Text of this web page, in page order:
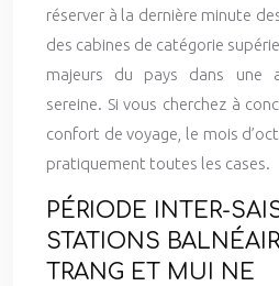
réserver à la dernière minute
des cabines de catégorie
majeurs du pays dans une
sereine. Si vous cherchez à
confort de voyage, le mois
pratiquement toutes les cases.
PÉRIODE INTER-
STATIONS
TRANG ET MUI NE